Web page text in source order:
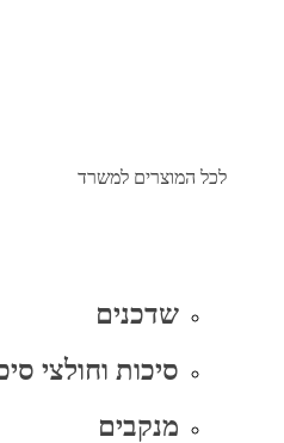
לכל המוצרים למשרד
שדכנים
סיכות וחולצי
מנקבים